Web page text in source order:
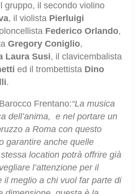
gruppo, il secondo violino
, il violista Pierluigi
Federico Orlando,
Gregory Coniglio,
Laura Susi, il clavicembalista
ed il trombettista Dino
.
Frentano:“La musica
dell’anima, e nel portare un
a Roma con questo
garantire anche quelle
location potrà offrire già
l’attenzione per il
il meglio a chi vuol far parte di